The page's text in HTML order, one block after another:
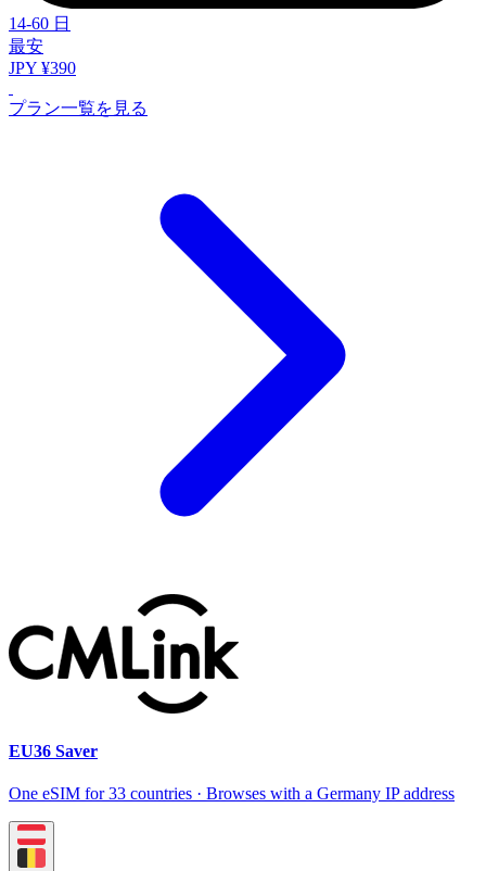
14-60 日
最安
JPY ¥390
プラン一覧を見る
EU36 Saver
One eSIM for 33 countries · Browses with a Germany IP address